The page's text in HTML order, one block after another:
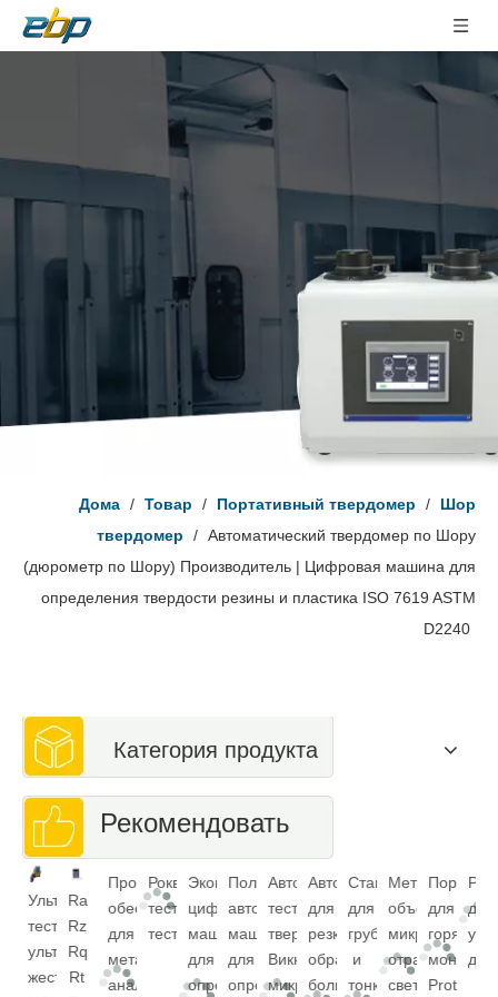
Дома / Товар / Портативный твердомер /
Шор
твердомер
/ Автоматический твердомер по Шору
(дюрометр по Шору) Производитель | Цифровая машина для
определения твердости резины и пластика ISO 7619 ASTM
D2240
Категория продукта
Рекомендовать
Ra
Rz
Rq
Rt
Программное
обеспечение
для
металлографического
Роквелл
тестирование
тестирования
Экономичная
цифровая
машина
определения
Полностью
автоматическая
машина
для
определения
Автоматический
тестер
твердости
Виккерс
микро-
Автомат
для
резки
образца
большого
Станок
для
грубой
и
тонкой
объектив
микроскопа
отраженного
света
Порошок
для
горячего
монтажа
Protected
детали